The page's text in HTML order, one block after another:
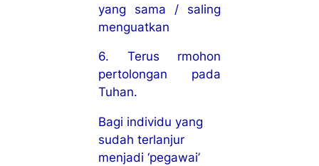
yang sama / saling
menguatkan
6. Terus rmohon
pertolongan pada
Tuhan.
Bagi individu yang
sudah terlanjur
menjadi ‘pegawai’